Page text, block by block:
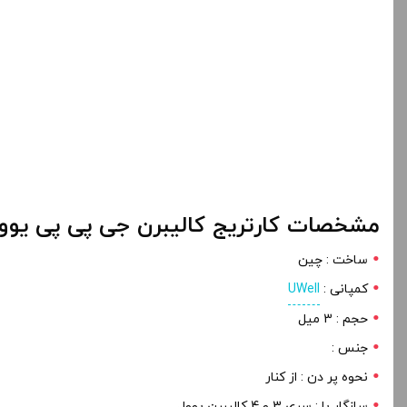
مشخصات کارتریج کالیبرن جی پی پی
ساخت : چین
کمپانی : UWell
حجم : 3 میل
جنس :
نحوه پر دن : از کنار